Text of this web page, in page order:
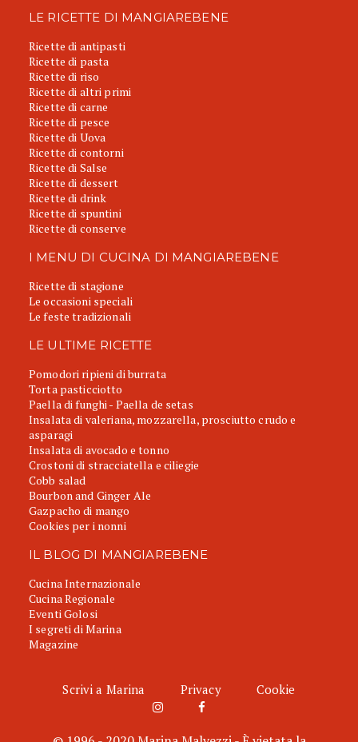
LE RICETTE DI MANGIAREBENE
Ricette di antipasti
Ricette di pasta
Ricette di riso
Ricette di altri primi
Ricette di carne
Ricette di pesce
Ricette di Uova
Ricette di contorni
Ricette di Salse
Ricette di dessert
Ricette di drink
Ricette di spuntini
Ricette di conserve
I MENU DI CUCINA DI MANGIAREBENE
Ricette di stagione
Le occasioni speciali
Le feste tradizionali
LE ULTIME RICETTE
Pomodori ripieni di burrata
Torta pasticciotto
Paella di funghi - Paella de setas
Insalata di valeriana, mozzarella, prosciutto crudo e
asparagi
Insalata di avocado e tonno
Crostoni di stracciatella e ciliegie
Cobb salad
Bourbon and Ginger Ale
Gazpacho di mango
Cookies per i nonni
IL BLOG DI MANGIAREBENE
Cucina Internazionale
Cucina Regionale
Eventi Golosi
I segreti di Marina
Magazine
Scrivi a Marina Privacy Cookie